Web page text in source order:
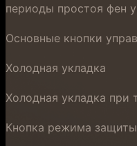
периоды простоя фен
Основные кнопки
Холодная укладка
Холодная укладка при
Кнопка режима